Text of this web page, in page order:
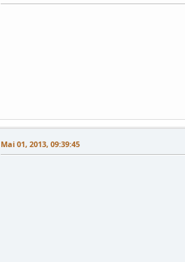
Mai 01, 2013, 09:39:45